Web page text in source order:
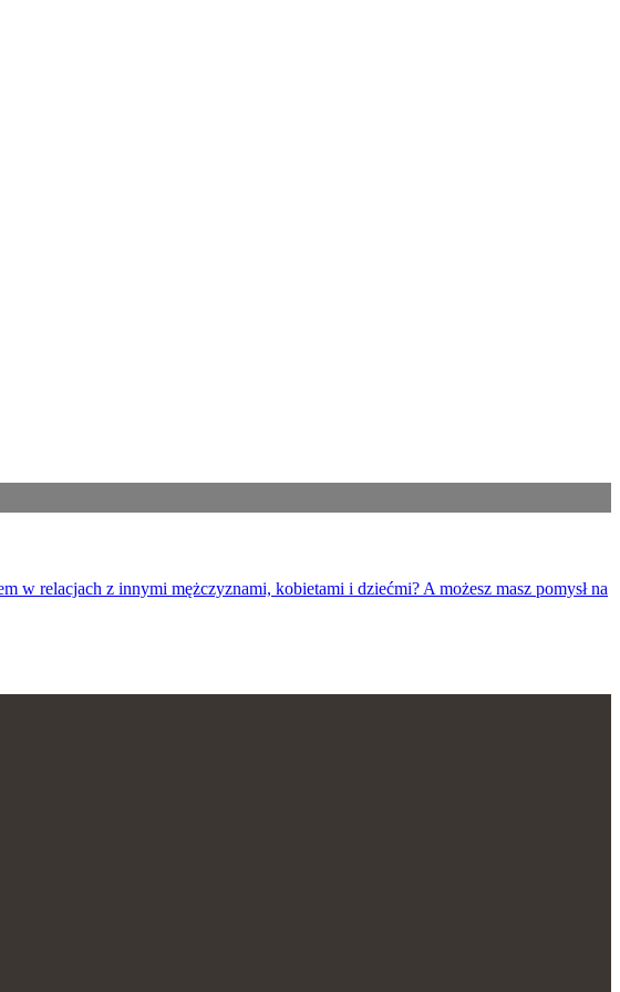
w relacjach z innymi mężczyznami, kobietami i dziećmi? A możesz masz pomysł na